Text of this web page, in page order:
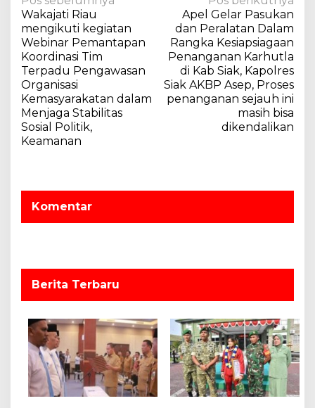
a
v
i
g
a
s
i
Wakajati Riau
mengikuti kegiatan
Webinar Pemantapan
Koordinasi Tim
Terpadu Pengawasan
Organisasi
Kemasyarakatan dalam
Menjaga Stabilitas
Sosial Politik,
Keamanan
Apel Gelar Pasukan
dan Peralatan Dalam
Rangka Kesiapsiagaan
Penanganan Karhutla
di Kab Siak, Kapolres
Siak AKBP Asep, Proses
penanganan sejauh ini
masih bisa
dikendalikan
Komentar
Berita Terbaru